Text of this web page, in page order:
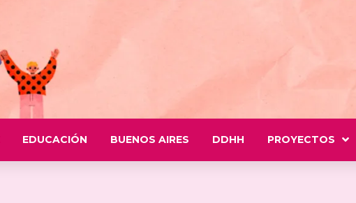
EDUCACIÓN BUENOS AIRES DDHH PROYECTOS